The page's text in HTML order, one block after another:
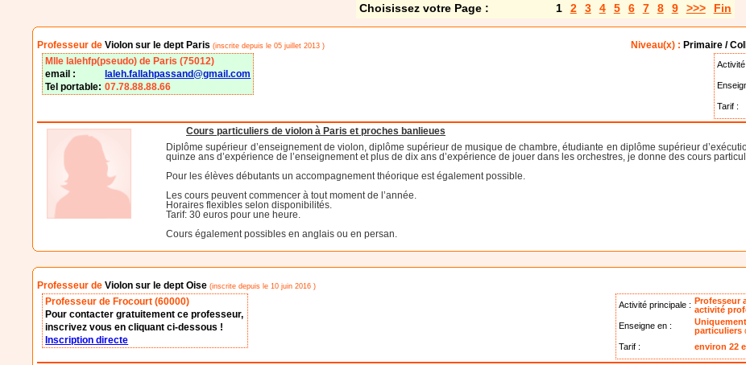
Choisissez votre Page : 1 2 3 4 5 6 7 8 9 >>> Fin
Professeur deViolon sur le dept Paris (inscrite depuis le 05 juillet 2013 ) Niveau(x) : Primaire /
Tarif :
Mlle lalehfp(pseudo) de Paris (75012)
email :
laleh.fallahpassand@gmail.com
Tel portable: 07.78.88.88.66
Cours particuliers de violon à Paris et proches banlieues
Diplôme supérieur d’enseignement de violon, diplôme supérieur de musique de chambre, étudiante en diplôme supérieur
quinze ans d’expérience de l’enseignement et plus de dix ans d’expérience de jouer dans les orchestres, je donne des cours
Pour les élèves débutants un accompagnement théorique est également possible.
Les cours peuvent commencer à tout moment de l’année.
Horaires flexibles selon disponibilités.
Tarif: 30 euros pour une heure.
Cours également possibles en anglais ou en persan.
Professeur deViolon sur le dept Oise (inscrite depuis le 10 juin 2016 )
Activité principale : Professeur
activité
Enseigne en :
particuliers
Tarif :
environ 22
Professeur de Frocourt (60000)
Pour contacter gratuitement ce professeur,
inscrivez vous en cliquant ci-dessous !
Inscription directe